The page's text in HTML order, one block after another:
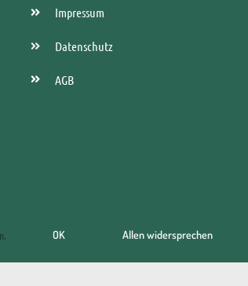
Impressum
Datenschutz
AGB
OK Allen widersprechen